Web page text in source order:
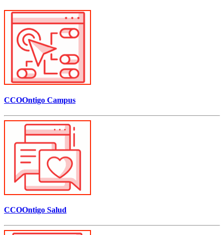
CCOOntigo Campus
CCOOntigo Salud